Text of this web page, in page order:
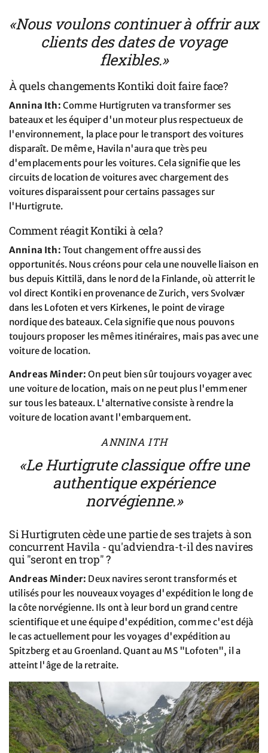
«Nous voulons continuer à offrir aux
clients des dates de voyage
flexibles.»
À quels changements Kontiki doit faire face?
Annina Ith: Comme Hurtigruten va transformer ses
bateaux et les équiper d'un moteur plus respectueux de
l'environnement, la place pour le transport des voitures
disparaît. De même, Havila n'aura que très peu
d'emplacements pour les voitures. Cela signifie que les
circuits de location de voitures avec chargement des
voitures disparaissent pour certains passages sur
l'Hurtigrute.
Comment réagit Kontiki à cela?
Annina Ith: Tout changement offre aussi des
opportunités. Nous créons pour cela une nouvelle liaison en
bus depuis Kittilä, dans le nord de la Finlande, où atterrit le
vol direct Kontiki en provenance de Zurich, vers Svolvær
dans les Lofoten et vers Kirkenes, le point de virage
nordique des bateaux. Cela signifie que nous pouvons
toujours proposer les mêmes itinéraires, mais pas avec une
voiture de location.
Andreas Minder: On peut bien sûr toujours voyager avec
une voiture de location, mais on ne peut plus l'emmener
sur tous les bateaux. L'alternative consiste à rendre la
voiture de location avant l'embarquement.
ANNINA ITH
«Le Hurtigrute classique offre une
authentique expérience
norvégienne.»
Si Hurtigruten cède une partie de ses trajets à son
concurrent Havila - qu'adviendra-t-il des navires
qui "seront en trop" ?
Andreas Minder: Deux navires seront transformés et
utilisés pour les nouveaux voyages d'expédition le long de
la côte norvégienne. Ils ont à leur bord un grand centre
scientifique et une équipe d'expédition, comme c'est déjà
le cas actuellement pour les voyages d'expédition au
Spitzberg et au Groenland. Quant au MS "Lofoten", il a
atteint l'âge de la retraite.